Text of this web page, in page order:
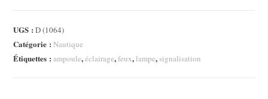
de
UGS :D (1064)
Catégorie :Nautique
Étiquettes :ampoule,éclairage,feux, lampe,signalisation